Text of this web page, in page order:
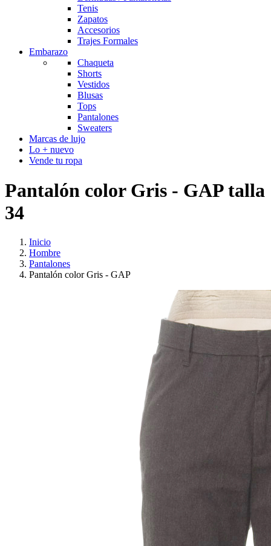
Tenis
Zapatos
Accesorios
Trajes Formales
Embarazo
Chaqueta
Shorts
Vestidos
Blusas
Tops
Pantalones
Sweaters
Marcas de lujo
Lo + nuevo
Vende tu ropa
Pantalón color Gris - GAP talla
34
Inicio
Hombre
Pantalones
Pantalón color Gris - GAP